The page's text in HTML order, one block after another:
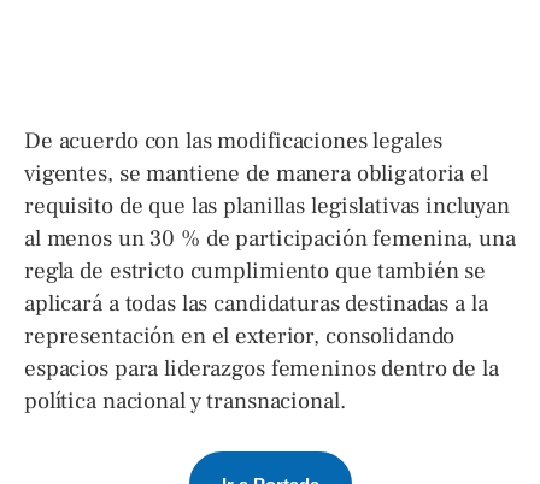
De acuerdo con las modificaciones legales
vigentes, se mantiene de manera obligatoria el
requisito de que las planillas legislativas incluyan
al menos un 30 % de participación femenina, una
regla de estricto cumplimiento que también se
aplicará a todas las candidaturas destinadas a la
representación en el exterior, consolidando
espacios para liderazgos femeninos dentro de la
política nacional y transnacional.